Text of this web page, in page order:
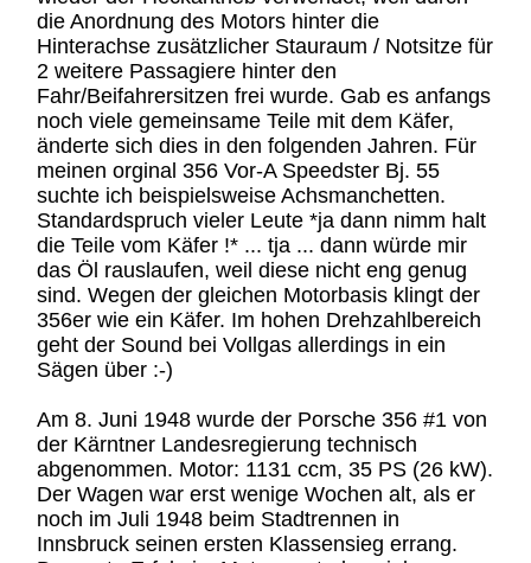
die Anordnung des Motors hinter die
Hinterachse zusätzlicher Stauraum / Notsitze für
2 weitere Passagiere hinter den
Fahr/Beifahrersitzen frei wurde. Gab es anfangs
noch viele gemeinsame Teile mit dem Käfer,
änderte sich dies in den folgenden Jahren. Für
meinen orginal 356 Vor-A Speedster Bj. 55
suchte ich beispielsweise Achsmanchetten.
Standardspruch vieler Leute *ja dann nimm halt
die Teile vom Käfer !* ... tja ... dann würde mir
das Öl rauslaufen, weil diese nicht eng genug
sind. Wegen der gleichen Motorbasis klingt der
356er wie ein Käfer. Im hohen Drehzahlbereich
geht der Sound bei Vollgas allerdings in ein
Sägen über :-)
Am 8. Juni 1948 wurde der Porsche 356 #1 von
der Kärntner Landesregierung technisch
abgenommen. Motor: 1131 ccm, 35 PS (26 kW).
Der Wagen war erst wenige Wochen alt, als er
noch im Juli 1948 beim Stadtrennen in
Innsbruck seinen ersten Klassensieg errang.